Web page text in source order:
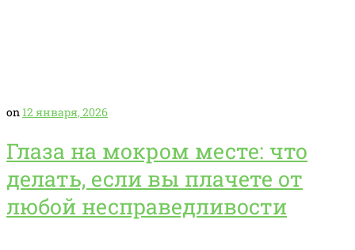
on12 января, 2026
Глаза на мокром месте: что
делать, если вы плачете от
любой несправедливости